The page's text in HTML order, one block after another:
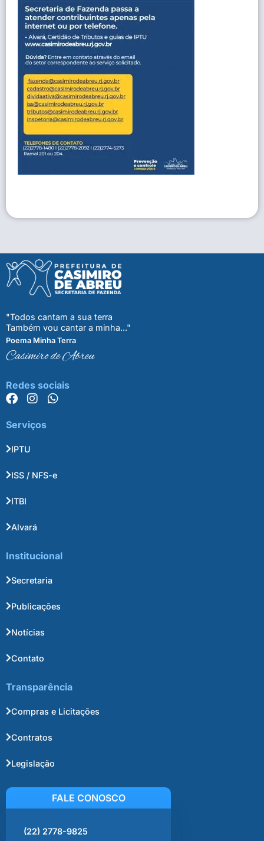
"Todos cantam a sua terra
Também vou cantar a minha..."
Poema Minha Terra
Casimiro de Abreu
Redes sociais
Serviços
IPTU
ISS / NFS-e
ITBI
Alvará
Institucional
Secretaria
Publicações
Notícias
Contato
Transparência
Compras e Licitações
Contratos
Legislação
FALE CONOSCO
(22) 2778-9825